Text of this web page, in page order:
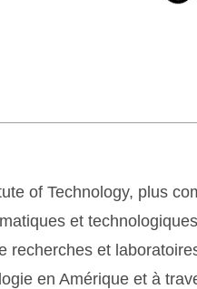
of Technology, plus
et
recherches et
en Amérique et à